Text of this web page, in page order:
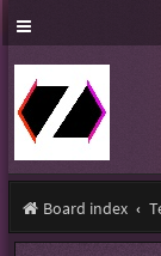
Board index